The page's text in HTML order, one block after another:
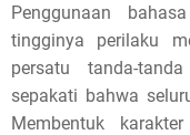
Penggunaan
tingginya perilaku
persatu tanda-
sepakati bahwa
Membentuk